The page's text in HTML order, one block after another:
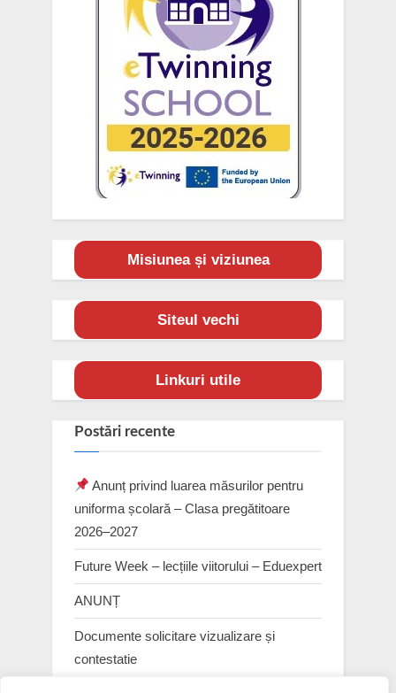
Misiunea și viziunea
Siteul vechi
Linkuri utile
Postări recente
Anunț privind luarea măsurilor pentru
uniforma școlară – Clasa pregătitoare
2026–2027
Future Week – lecțiile viitorului – Eduexpert
ANUNȚ
Documente solicitare vizualizare și
contestatie